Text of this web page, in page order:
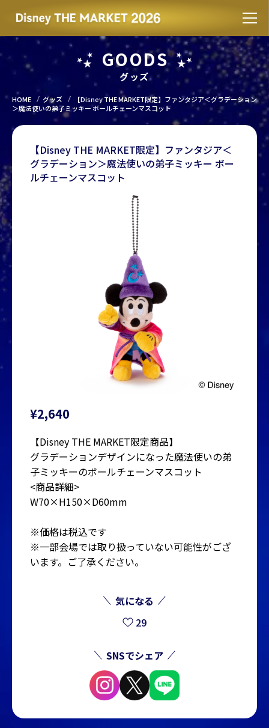
GOODS
グッズ
HOME グッズ
【Disney THE MARKET限定】ファンタジア＜グラデーション
＞魔法使いの弟子ミッキー ボールチェーンマスコット
【Disney THE MARKET限定】ファンタジア＜
グラデーション＞魔法使いの弟子ミッキー ボー
ルチェーンマスコット
¥2,640
【Disney THE MARKET限定商品】
グラデーションデザインになった魔法使いの弟
子ミッキーのボールチェーンマスコット
<商品詳細>
W70×H150×D60mm
※価格は税込です
※一部会場では取り扱っていない可能性がござ
います。ご了承ください。
気になる
29
SNSでシェア